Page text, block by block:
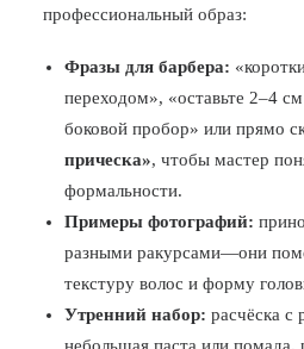
профессиональный образ:
Фразы для барбера:
переходом», «оставьте 2–4
боковой пробор» или прямо
прическа», чтобы мастер
формальности.
Примеры фотографий:
разными ракурсами—они
текстуру волос и форму
Утренний набор: расчёска с